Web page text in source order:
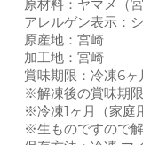
原材料：ヤマメ（
アレルゲン表示：
原産地：宮崎
加工地：宮崎
賞味期限：冷凍6ヶ
※解凍後の賞味期
※冷凍1ヶ月（家庭
※生ものですので